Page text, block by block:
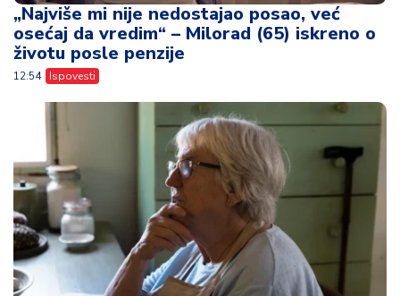
„Najviše mi nije nedostajao posao, već
osećaj da vredim“ – Milorad (65) iskreno o
životu posle penzije
12:54 Ispovesti